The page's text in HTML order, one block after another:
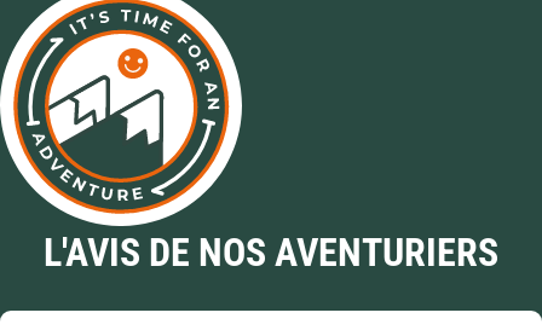
L'AVIS DE NOS AVENTURIERS